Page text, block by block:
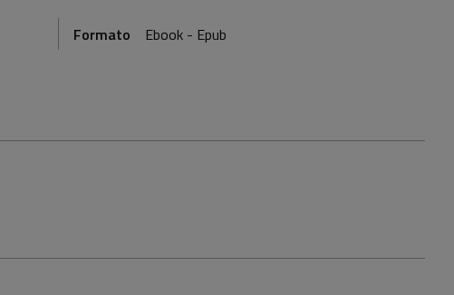
Formato
Ebook - Epub